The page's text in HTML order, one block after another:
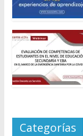
Categorías